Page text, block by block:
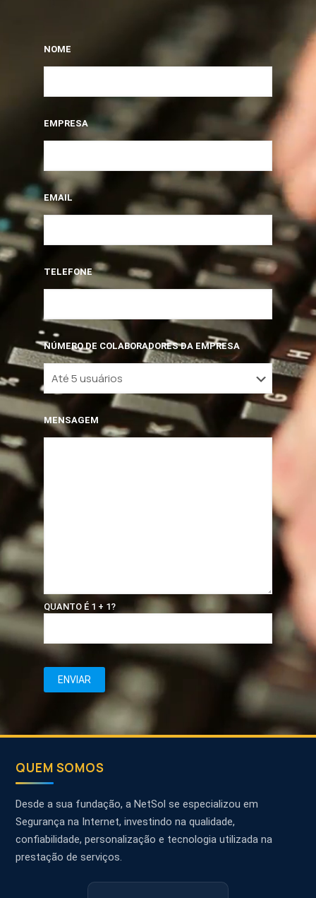
NOME
EMPRESA
EMAIL
TELEFONE
NÚMERO DE COLABORADORES DA EMPRESA
MENSAGEM
QUANTO É 1 + 1?
QUEM SOMOS
Desde a sua fundação, a NetSol se especializou em
Segurança na Internet, investindo na qualidade,
confiabilidade, personalização e tecnologia utilizada na
prestação de serviços.